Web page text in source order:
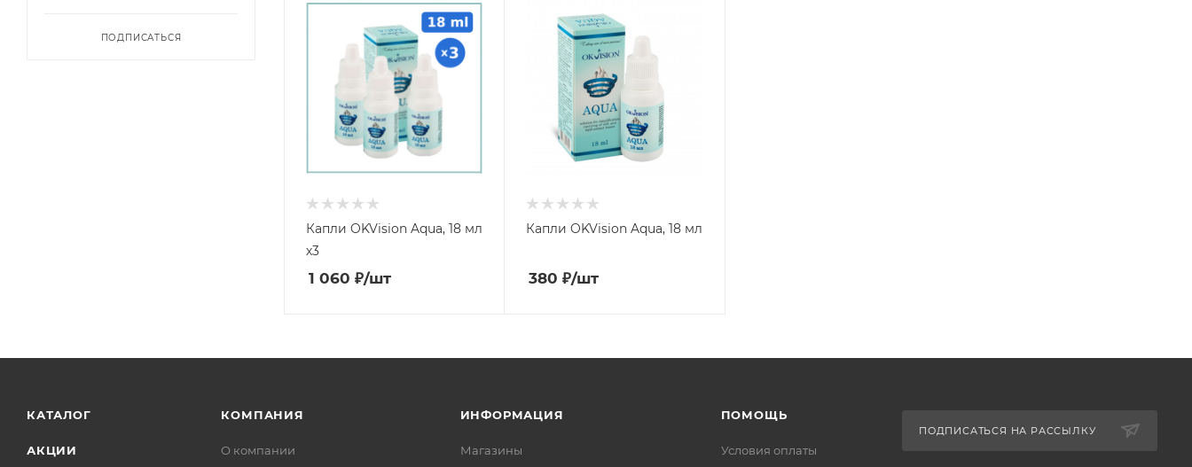
Капли OKVision Aqua, 18 мл
х3
1 060 ₽/шт
Капли OKVision Aqua, 18 мл
380 ₽/шт
ПОДПИСАТЬСЯ
КАТАЛОГ
АКЦИИ
КОМПАНИЯ
О компании
ИНФОРМАЦИЯ
Магазины
ПОМОЩЬ
Условия оплаты
ПОДПИСАТЬСЯ НА РАССЫЛКУ